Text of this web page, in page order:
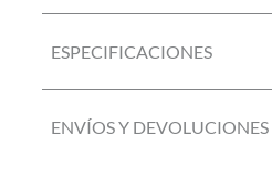
ESPECIFICACIONES
ENVÍOS Y DEVOLUCIONES